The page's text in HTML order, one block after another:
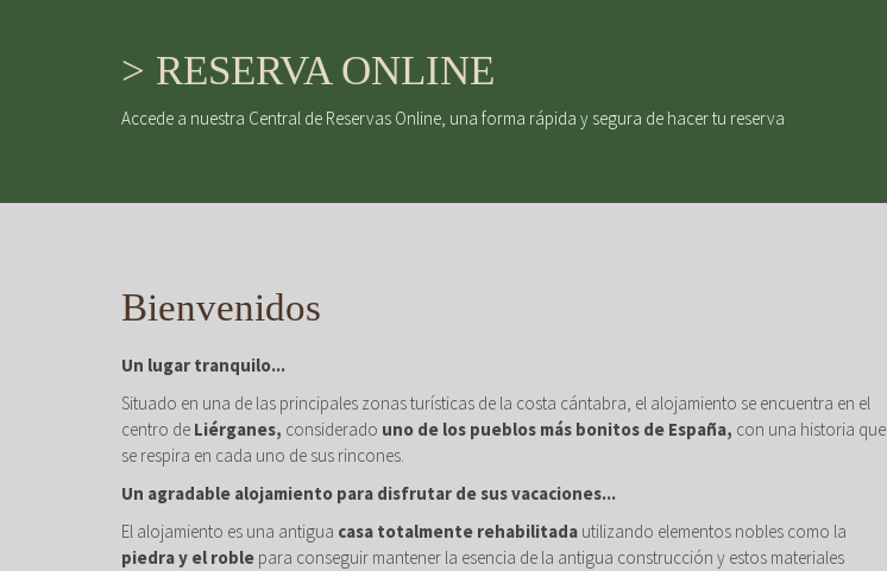
> RESERVA ONLINE
Accede a nuestra Central de Reservas Online, una forma rápida y segura de hacer tu reserva
Bienvenidos
Un lugar tranquilo...
Situado en una de las principales zonas turísticas de la costa cántabra, el alojamiento se encuentra en el
centro de Liérganes, considerado uno de los pueblos más bonitos de España, con una historia que
se respira en cada uno de sus rincones.
Un agradable alojamiento para disfrutar de sus vacaciones...
El alojamiento es una antigua casa totalmente rehabilitada utilizando elementos nobles como la
piedra y el roble para conseguir mantener la esencia de la antigua construcción y estos materiales